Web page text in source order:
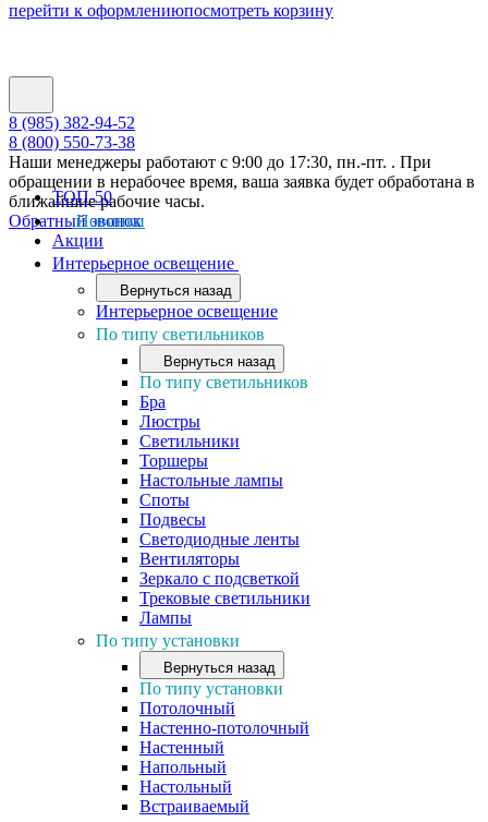
перейти к оформлениюпосмотреть корзину
8 (985) 382-94-52
8 (800) 550-73-38
Наши менеджеры работают с 9:00 до 17:30, пн.-пт. . При
обращении в нерабочее время, ваша заявка будет обработана в
ближайшие рабочие часы.
Обратный звонок
ТОП-50
Новинки
Акции
Интерьерное освещение
Вернуться назад
Интерьерное освещение
По типу светильников
Вернуться назад
По типу светильников
Бра
Люстры
Светильники
Торшеры
Настольные лампы
Споты
Подвесы
Светодиодные ленты
Вентиляторы
Зеркало с подсветкой
Трековые светильники
Лампы
По типу установки
Вернуться назад
По типу установки
Потолочный
Настенно-потолочный
Настенный
Напольный
Настольный
Встраиваемый